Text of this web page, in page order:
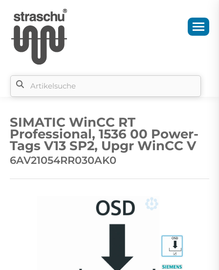
SIMATIC WinCC RT
Professional, 1536 00 Power-
Tags V13 SP2, Upgr WinCC V
6AV21054RR030AK0